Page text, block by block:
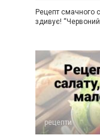
Рецепт смачного
здивує!
рецепти